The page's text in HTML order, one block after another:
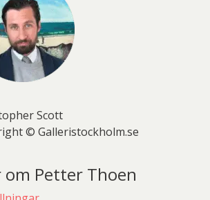
Scott
© Galleristockholm.se
om Petter Thoen